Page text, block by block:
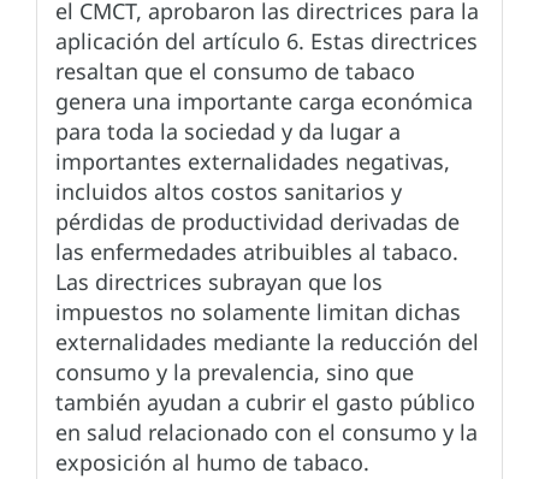
el CMCT, aprobaron las directrices para la
aplicación del artículo 6. Estas directrices
resaltan que el consumo de tabaco
genera una importante carga económica
para toda la sociedad y da lugar a
importantes externalidades negativas,
incluidos altos costos sanitarios y
pérdidas de productividad derivadas de
las enfermedades atribuibles al tabaco.
Las directrices subrayan que los
impuestos no solamente limitan dichas
externalidades mediante la reducción del
consumo y la prevalencia, sino que
también ayudan a cubrir el gasto público
en salud relacionado con el consumo y la
exposición al humo de tabaco.